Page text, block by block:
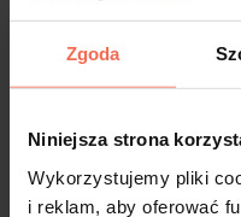
Zgoda
Niniejsza strona
Wykorzystujemy pliki
i reklam, aby oferować
CANDELA